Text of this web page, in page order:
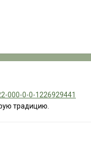
000-0-0-1226929441
традицию.